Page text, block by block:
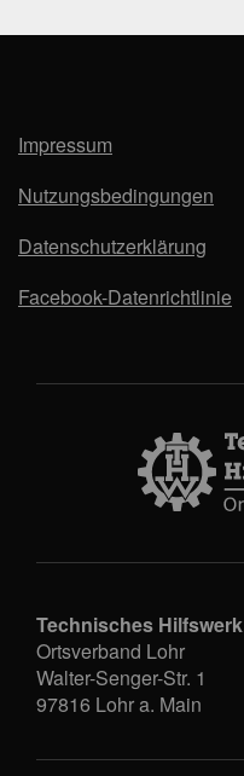
Impressum
Nutzungsbedingungen
Datenschutzerklärung
Facebook-Datenrichtlinie
Technisches Hilfswerk
Ortsverband Lohr
Walter-Senger-Str. 1
97816 Lohr a. Main